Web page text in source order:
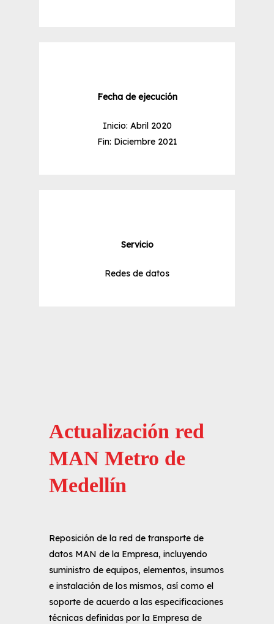
Fecha de ejecución
Inicio: Abril 2020
Fin: Diciembre 2021
Servicio
Redes de datos
Actualización red
MAN Metro de
Medellín
Reposición de la red de transporte de
datos MAN de la Empresa, incluyendo
suministro de equipos, elementos, insumos
e instalación de los mismos, así como el
soporte de acuerdo a las especificaciones
técnicas definidas por la Empresa de